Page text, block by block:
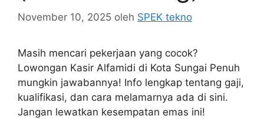
November 10, 2025 oleh SPEK tekno
Masih mencari pekerjaan yang cocok?
Lowongan Kasir Alfamidi di Kota Sungai Penuh
mungkin jawabannya! Info lengkap tentang gaji,
kualifikasi, dan cara melamarnya ada di sini.
Jangan lewatkan kesempatan emas ini!